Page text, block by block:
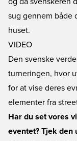
sug gennem både
huset.
VIDEO
Den svenske
turneringen, hvor
for at vise deres
elementer fra
Har du set vores
eventet? Tjek den